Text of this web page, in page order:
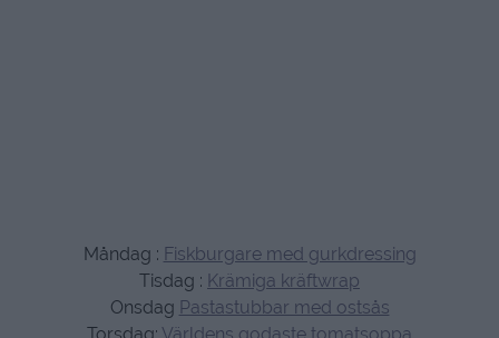
Måndag : Fiskburgare med gurkdressing
Tisdag : Krämiga kräftwrap
Onsdag Pastastubbar med ostsås